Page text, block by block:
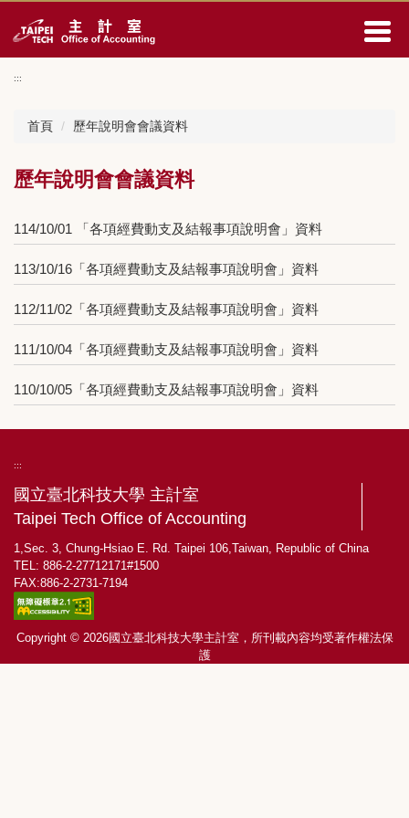
到
:::
首頁 歷年說明會會議資料
歷年說明會會議資料
114/10/01 「各項經費動支及結報事項說明會」資料
113/10/16「各項經費動支及結報事項說明會」資料
112/11/02「各項經費動支及結報事項說明會」資料
111/10/04「各項經費動支及結報事項說明會」資料
110/10/05「各項經費動支及結報事項說明會」資料
:::
國立臺北科技大學 主計室
Taipei Tech Office of Accounting
1,Sec. 3, Chung-Hsiao E. Rd. Taipei 106,Taiwan, Republic of China
TEL: 886-2-27712171#1500
FAX:886-2-2731-7194
Copyright © 2026國立臺北科技大學主計室，所刊載內容均受著作權法保
護